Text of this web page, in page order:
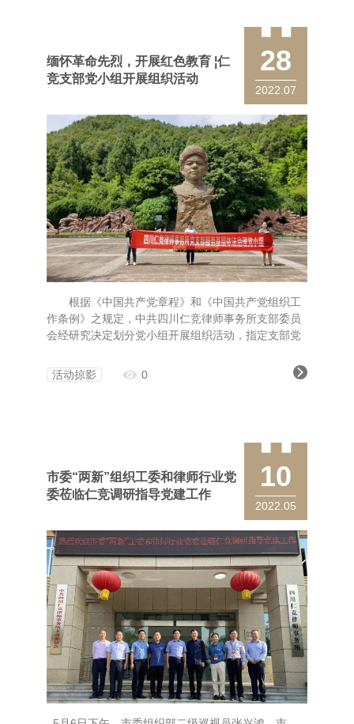
28
2022.07
缅怀革命先烈，开展红色教育 ¦仁
竞支部党小组开展组织活动
根据《中国共产党章程》和《中国共产党组织工
作条例》之规定，中共四川仁竞律师事务所支部委员
会经研究决定划分党小组开展组织活动，指定支部党
活动掠影
0
10
2022.05
市委“两新”组织工委和律师行业党
委莅临仁竞调研指导党建工作